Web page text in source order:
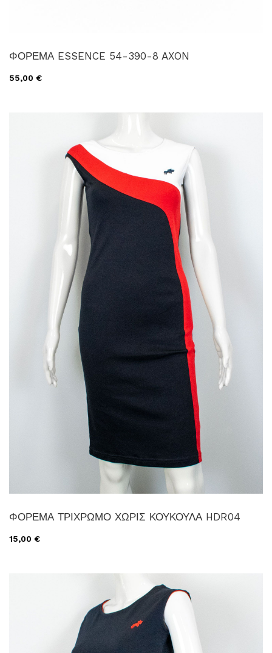
ΦΟΡΕΜΑ ESSENCE 54-390-8 AXON
55,00 €
ΦΟΡΕΜΑ ΤΡΙΧΡΩΜΟ ΧΩΡΙΣ ΚΟΥΚΟΥΛΑ HDR04
15,00 €